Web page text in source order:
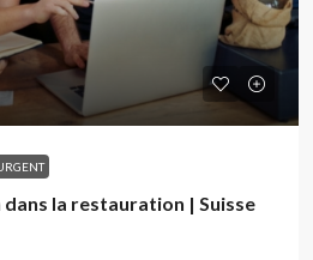
dans la restauration | Suisse